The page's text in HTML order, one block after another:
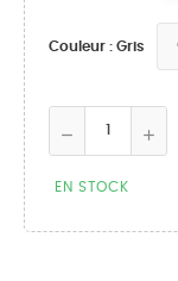
Couleur : Gris
EN STOCK